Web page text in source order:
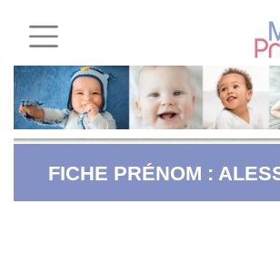
FICHE PRÉNOM :